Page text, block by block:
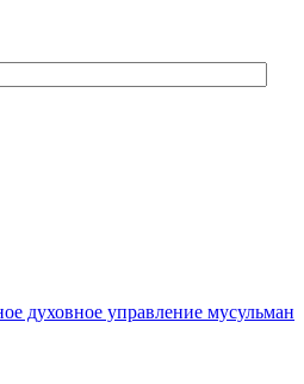
духовное управление мусульман